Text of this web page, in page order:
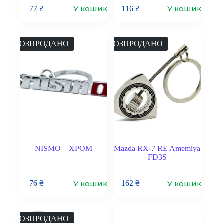
77₴ У кошик 116 ₴ У кошик
РОЗПРОДАНО
NISMO – ХРОМ
76₴ У кошик
РОЗПРОДАНО
Mazda RX-7 RE Amemiya
FD3S
162 ₴ У кошик
РОЗПРОДАНО